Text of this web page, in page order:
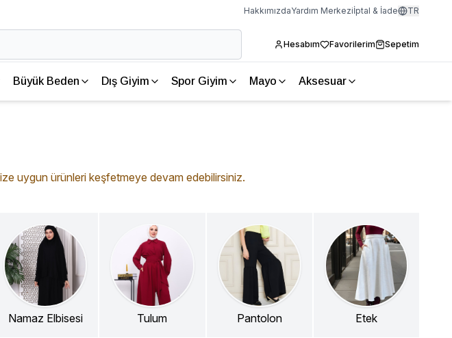
HakkımızdaYardım Merkeziİptal & İade TR
Hesabım Favorilerim Sepetim
Büyük Beden Dış Giyim Spor Giyim Mayo Aksesuar
uygun ürünleri keşfetmeye devam edebilirsiniz.
Namaz Elbisesi Tulum Pantolon Etek